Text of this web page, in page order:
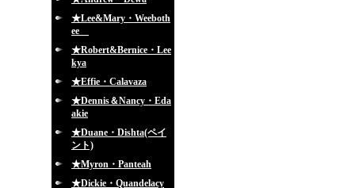
★Lee&Mary・Weeboth
ee
★Robert&Bernice・Lee
kya
★Effie・Calavaza
★Dennis＆Nancy・Eda
akie
★Duane・Dishta(ペイ
ント)
★Myron・Panteah
★Dickie・Quandelacy